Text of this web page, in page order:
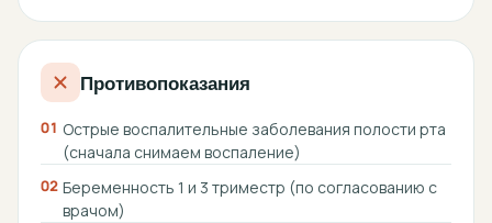
Противопоказания
01 Острые воспалительные заболевания полости рта
(сначала снимаем воспаление)
02 Беременность 1 и 3 триместр (по согласованию с
врачом)